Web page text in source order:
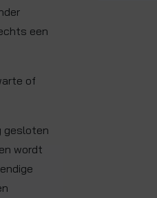
een
of
gesloten
wordt